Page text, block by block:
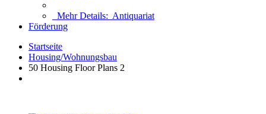
Mehr Details: Antiquariat
Förderung
Startseite
Housing/Wohnungsbau
50 Housing Floor Plans 2